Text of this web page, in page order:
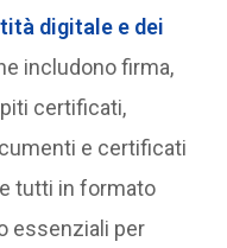
digitale e dei
includono firma,
certificati,
e certificati
tutti in formato
essenziali per